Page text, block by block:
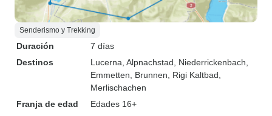
Senderismo y Trekking
Duración
7 días
Destinos
Lucerna , Alpnachstad , Niederrickenbach
Emmetten , Brunnen , Rigi Kaltbad
Merlischachen
Franja de edad
Edades 16+